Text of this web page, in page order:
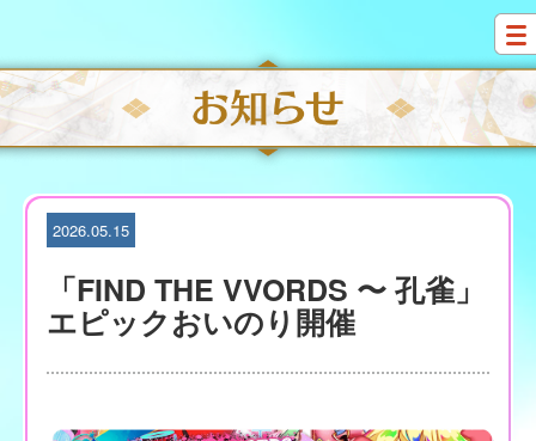
i
p
t
o
c
2026.05.15
「FIND THE VVORDS 〜 孔雀」
エピックおいのり開催